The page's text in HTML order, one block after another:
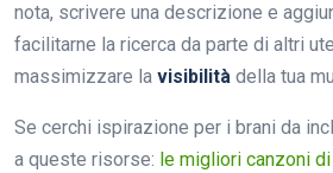
nota, scrivere una descrizione e
facilitarne la ricerca da parte di altri
massimizzare la visibilità della tua
Se cerchi ispirazione per i brani da
a queste risorse: le migliori canzoni